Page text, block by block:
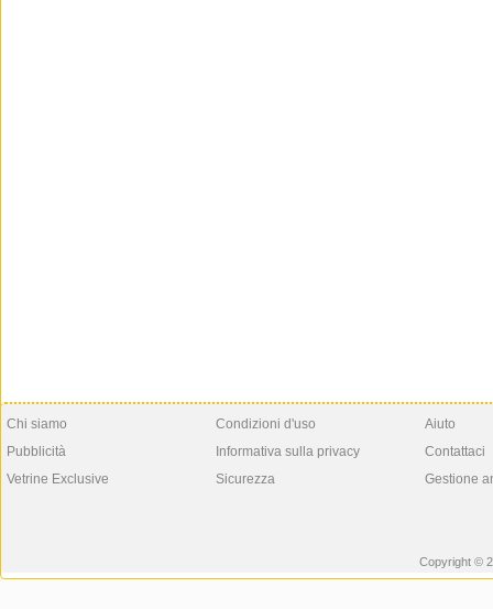
Chi siamo
Pubblicità
Vetrine Exclusive
Condizioni d'uso
Informativa sulla privacy
Sicurezza
Aiuto
Contattaci
Gestione
Copyright ©